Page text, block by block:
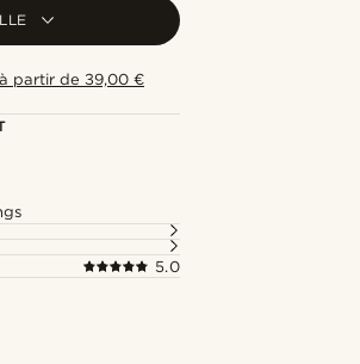
partir de 39,00 €
5.0